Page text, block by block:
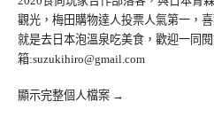
觀光，梅田購物達人投票人氣第一，
就是去日本泡溫泉吃美食，歡迎一同
箱:suzukihiro@gmail.com
顯示完整個人檔案 →